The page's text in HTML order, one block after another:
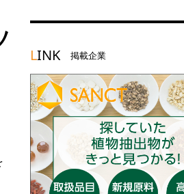
LINK 掲載企業